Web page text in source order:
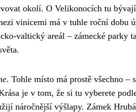
okolí. O Velikonocích tu
vinicemi má v tuhle roční dobu
valtický areál – zámecké parky
. Tohle místo má prostě všechno –
je v tom, že si tu vyberete
náročnější výšlapy. Zámek